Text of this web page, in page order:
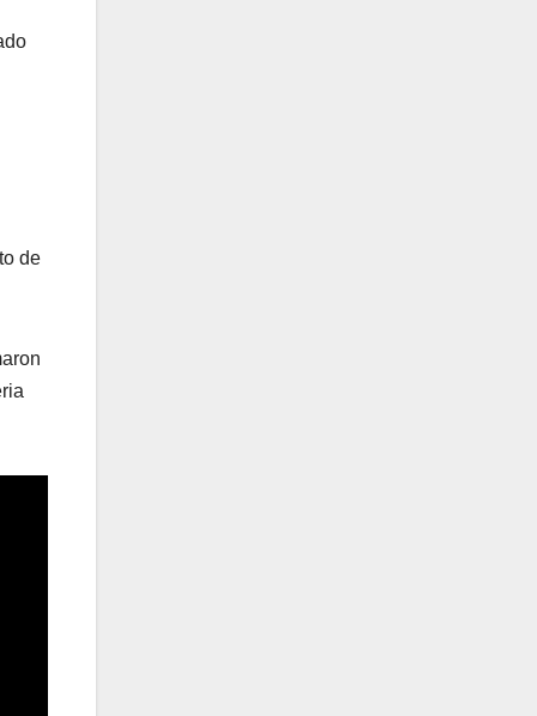
de